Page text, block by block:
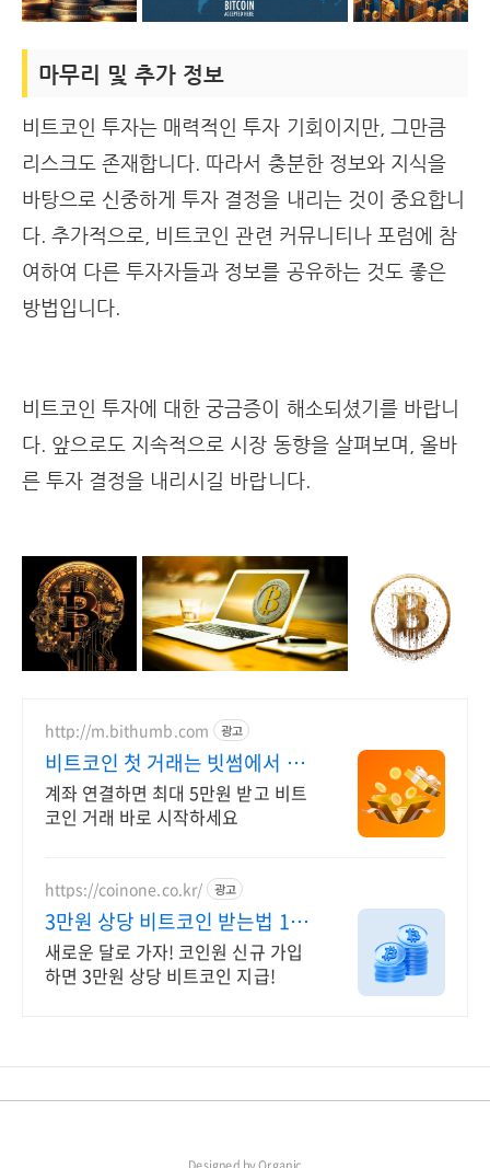
마무리 및 추가 정보
비트코인 투자는 매력적인 투자 기회이지만, 그만큼
리스크도 존재합니다. 따라서 충분한 정보와 지식을
바탕으로 신중하게 투자 결정을 내리는 것이 중요합니
다. 추가적으로, 비트코인 관련 커뮤니티나 포럼에 참
여하여 다른 투자자들과 정보를 공유하는 것도 좋은
방법입니다.
비트코인 투자에 대한 궁금증이 해소되셨기를 바랍니
다. 앞으로도 지속적으로 시장 동향을 살펴보며, 올바
른 투자 결정을 내리시길 바랍니다.
http://m.bithumb.com 광고
비트코인 첫 거래는 빗썸에서 신
규 가입 시 5만원 혜택
계좌 연결하면 최대 5만원 받고 비트
코인 거래 바로 시작하세요
https://coinone.co.kr/ 광고
3만원 상당 비트코인 받는법 12
년 무사고 거래소
새로운 달로 가자! 코인원 신규 가입
하면 3만원 상당 비트코인 지급!